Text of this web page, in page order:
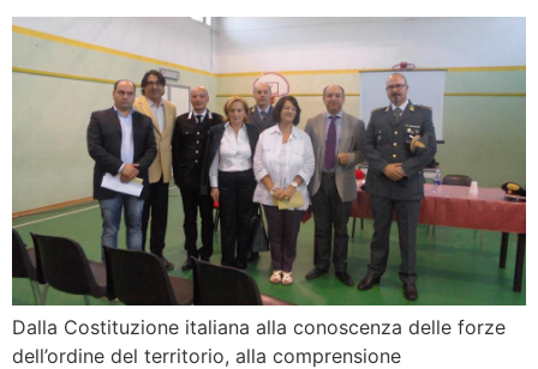
Dalla Costituzione italiana alla conoscenza delle forze
dell’ordine del territorio, alla comprensione